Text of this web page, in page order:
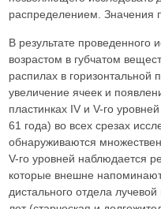
распределением. Значения
В результате проведенного
возрастом в губчатом
распилах в горизонтальной
увеличение ячеек и
пластинках IV и V-го
61 года) во всех срезах
обнаруживаются
V-го уровней наблюдается
которые внешне
дистального отдела